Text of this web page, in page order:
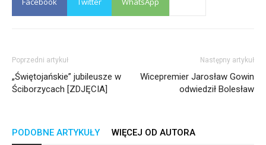
Poprzedni artykuł
„Świętojańskie” jubileusze w
Ściborzycach [ZDJĘCIA]
Następny artykuł
Wicepremier Jarosław Gowin
odwiedził Bolesław
PODOBNE ARTYKUŁY WIĘCEJ OD AUTORA